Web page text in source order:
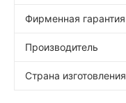
Фирменная гарантия
Производитель
Страна изготовления